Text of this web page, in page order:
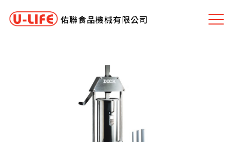
佑聯食品機械有限公司